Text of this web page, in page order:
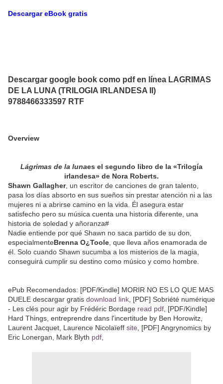
Descargar eBook gratis
Descargar google book como pdf en línea LAGRIMAS
DE LA LUNA (TRILOGIA IRLANDESA II)
9788466333597 RTF
Overview
Lágrimas de la lunaes el segundo libro de la «Trilogía
irlandesa» de Nora Roberts.
Shawn Gallagher, un escritor de canciones de gran talento,
pasa los días absorto en sus sueños sin prestar atención ni a las
mujeres ni a abrirse camino en la vida. Él asegura estar
satisfecho pero su música cuenta una historia diferente, una
historia de soledad y añoranza#
Nadie entiende por qué Shawn no saca partido de su don,
especialmenteBrenna O¿Toole , que lleva años enamorada de
él. Solo cuando Shawn sucumba a los misterios de la magia,
conseguirá cumplir su destino como músico y como hombre.
ePub Recomendados: [PDF/Kindle] MORIR NO ES LO QUE MAS
DUELE descargar gratis download link , [PDF] Sobriété numérique
- Les clés pour agir by Frédéric Bordage read pdf , [PDF/Kindle]
Hard Things, entreprendre dans l'incertitude by Ben Horowitz,
Laurent Jacquet, Laurence Nicolaïeff site , [PDF] Angrynomics by
Eric Lonergan, Mark Blyth pdf